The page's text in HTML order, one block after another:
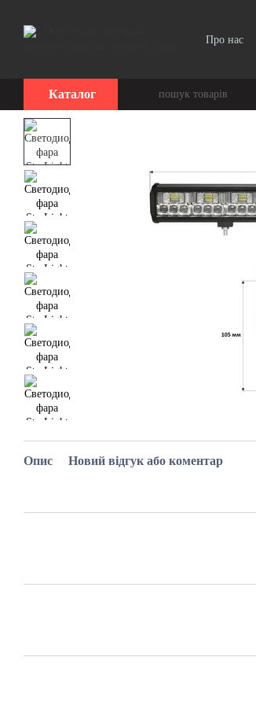
Про нас
Каталог
Опис Новий відгук або коментар